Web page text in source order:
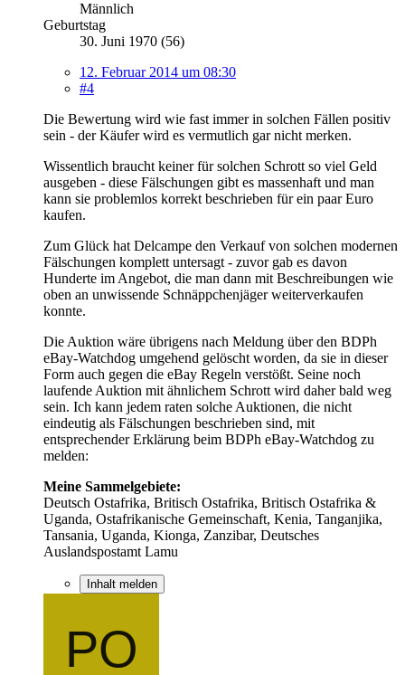
Männlich
Geburtstag
30. Juni 1970 (56)
12. Februar 2014 um 08:30
#4
Die Bewertung wird wie fast immer in solchen Fällen positiv
sein - der Käufer wird es vermutlich gar nicht merken.
Wissentlich braucht keiner für solchen Schrott so viel Geld
ausgeben - diese Fälschungen gibt es massenhaft und man
kann sie problemlos korrekt beschrieben für ein paar Euro
kaufen.
Zum Glück hat Delcampe den Verkauf von solchen modernen
Fälschungen komplett untersagt - zuvor gab es davon
Hunderte im Angebot, die man dann mit Beschreibungen wie
oben an unwissende Schnäppchenjäger weiterverkaufen
konnte.
Die Auktion wäre übrigens nach Meldung über den BDPh
eBay-Watchdog umgehend gelöscht worden, da sie in dieser
Form auch gegen die eBay Regeln verstößt. Seine noch
laufende Auktion mit ähnlichem Schrott wird daher bald weg
sein. Ich kann jedem raten solche Auktionen, die nicht
eindeutig als Fälschungen beschrieben sind, mit
entsprechender Erklärung beim BDPh eBay-Watchdog zu
melden:
Meine Sammelgebiete:
Deutsch Ostafrika, Britisch Ostafrika, Britisch Ostafrika &
Uganda, Ostafrikanische Gemeinschaft, Kenia, Tanganjika,
Tansania, Uganda, Kionga, Zanzibar, Deutsches
Auslandspostamt Lamu
Inhalt melden